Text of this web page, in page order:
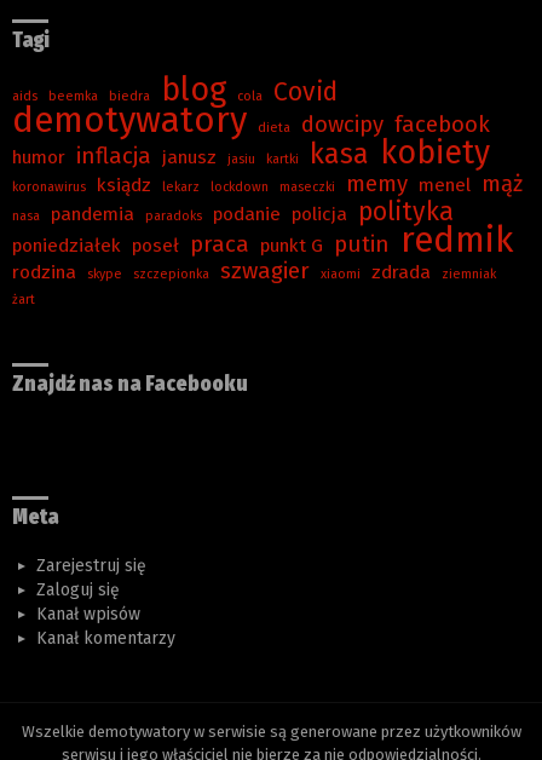
Tagi
aids beemka biedra blog cola Covid
demotywatory dieta dowcipy facebook
humor inflacja janusz jasiu kartki kasa kobiety
koronawirus ksiądz lekarz lockdown maseczki memy menel mąż
nasa pandemia paradoks podanie policja polityka
poniedziałek poseł praca punkt G putin redmik
rodzina skype szczepionka szwagier xiaomi zdrada
ziemniak
żart
Znajdź nas na Facebooku
Meta
Zarejestruj się
Zaloguj się
Kanał wpisów
Kanał komentarzy
Wszelkie demotywatory w serwisie są generowane przez użytkowników
serwisu i jego właściciel nie bierze za nie odpowiedzialności.